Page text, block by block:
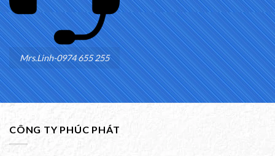
Mrs.Linh-0974 655 255
CÔNG TY PHÚC PHÁT